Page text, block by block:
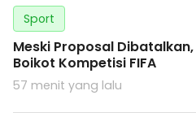
Sport
Meski Proposal Dibatalkan,
Boikot Kompetisi FIFA
57 menit yang lalu